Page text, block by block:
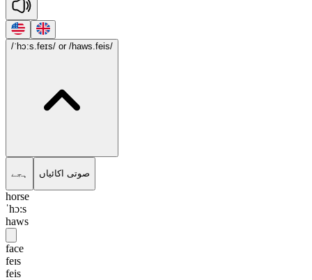
/ˈhɔ:s.feɪs/ or /haws.feis/
ہجے صوتی اکائیاں
horse
ˈhɔ:s
haws
face
feɪs
feis